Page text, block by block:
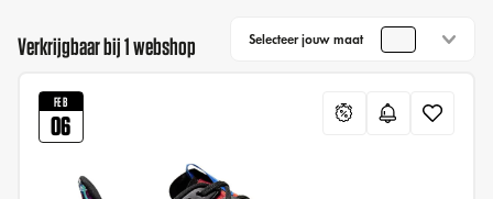
Verkrijgbaar bij 1 webshop Selecteer jouw maat
FEB
06